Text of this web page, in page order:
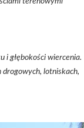
i głębokości wiercenia.
drogowych, lotniskach,